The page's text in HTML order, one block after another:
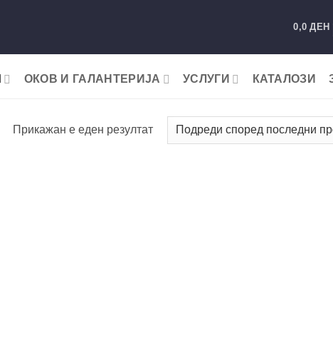
0,0ДЕН
ОКОВ И ГАЛАНТЕРИЈА УСЛУГИ КАТАЛОЗИ
Прикажан е еден резултат